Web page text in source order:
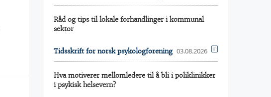
Råd og tips til lokale forhandlinger i kommunal
sektor
Tidsskrift for norsk psykologforening 03.08.2026
Hva motiverer mellomledere til å bli i poliklinikker
i psykisk helsevern?